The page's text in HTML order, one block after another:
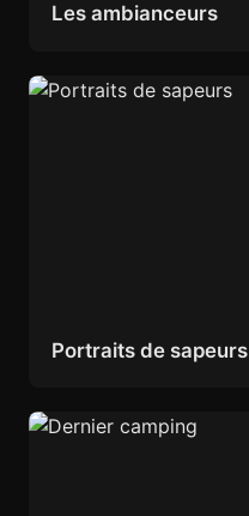
Les ambianceurs
Portraits de sapeurs